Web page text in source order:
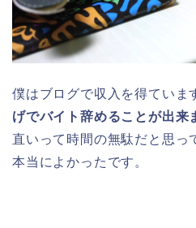
僕はブログで収入を得ていま
げでバイト辞めることが出来
直いって時間の無駄だと思っ
本当によかったです。